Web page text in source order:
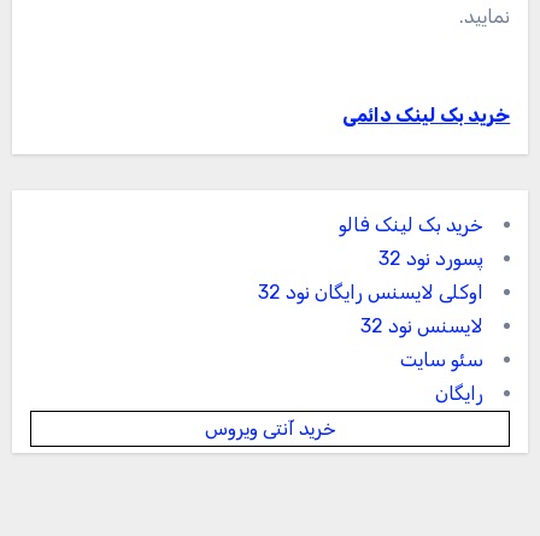
نمایید.
خرید بک لینک دائمی
خرید بک لینک فالو
پسورد نود 32
اوکلی لایسنس رایگان نود 32
لایسنس نود 32
سئو سایت
رایگان
خرید آنتی ویروس